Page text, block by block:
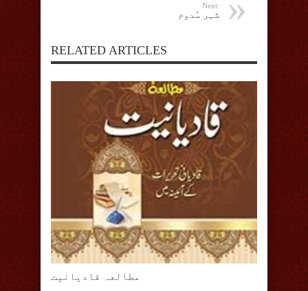
Next:
شہر سُدوم
RELATED ARTICLES
مطالعہ قادیانیت